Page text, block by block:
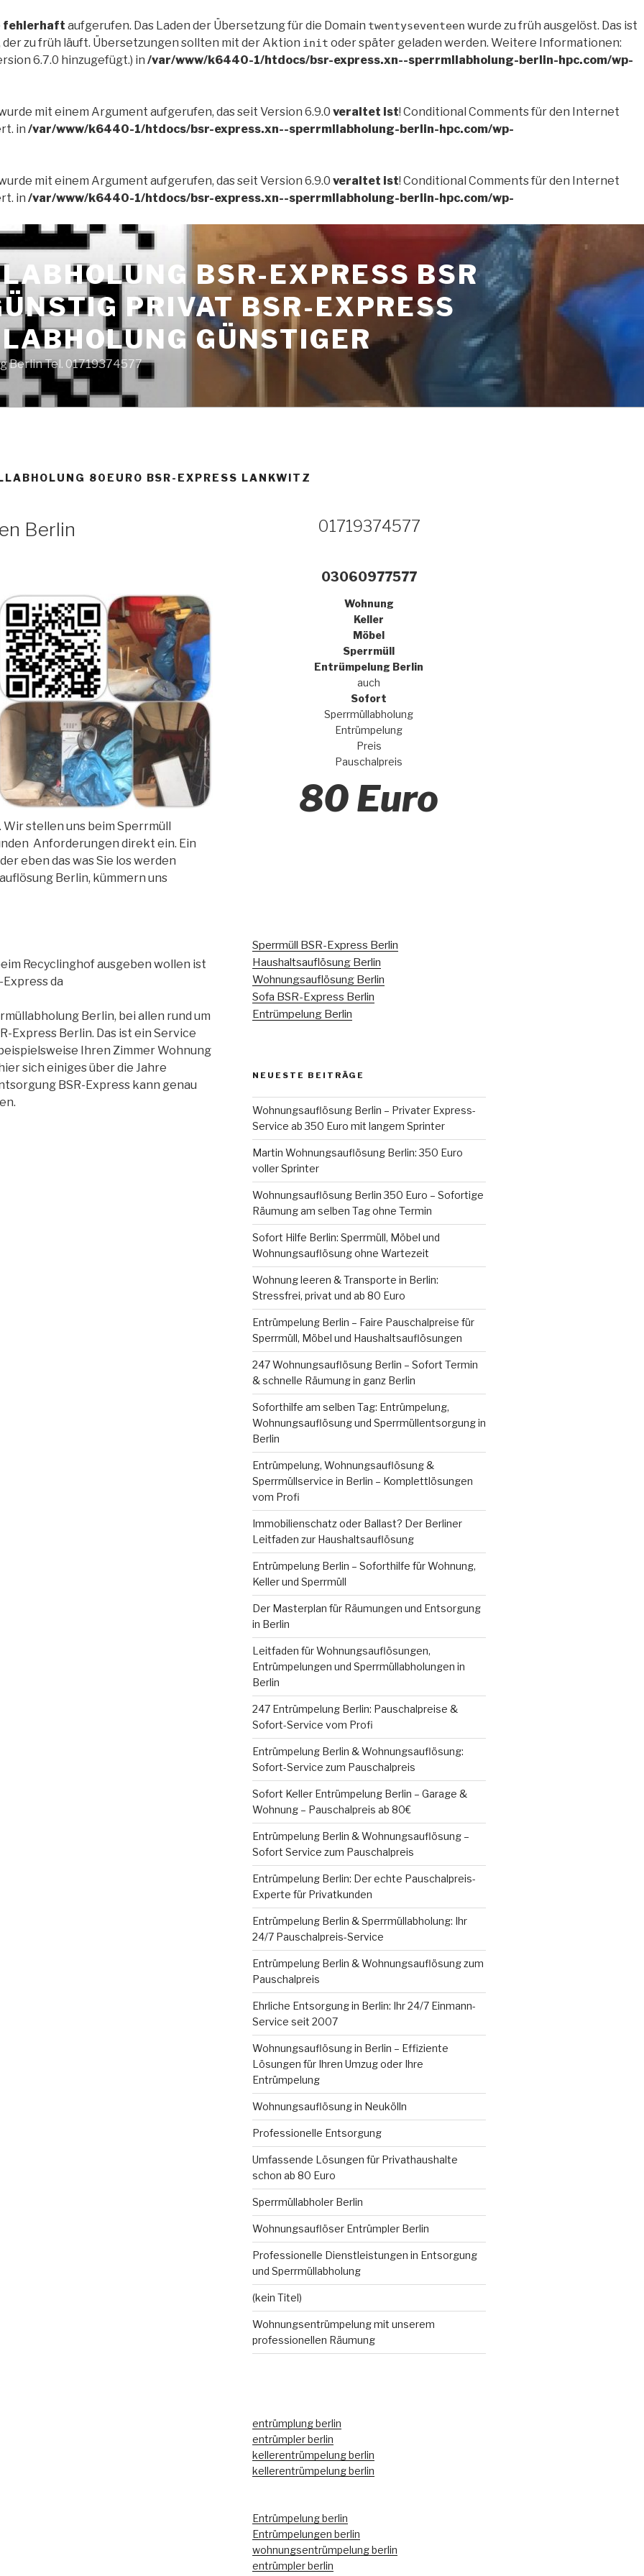
fehlerhaft aufgerufen. Das Laden der Übersetzung für die Domain twentyseventeen wurde zu früh ausgelöst. Das ist
zu früh läuft. Übersetzungen sollten mit der Aktion init oder später geladen werden. Weitere Informationen:
6.7.0 hinzugefügt.) in /var/www/k6440-1/htdocs/bsr-express.xn--sperrmllabholung-berlin-hpc.com/wp-
mit einem Argument aufgerufen, das seit Version 6.9.0 veraltet ist! Conditional Comments für den Internet
in /var/www/k6440-1/htdocs/bsr-express.xn--sperrmllabholung-berlin-hpc.com/wp-
mit einem Argument aufgerufen, das seit Version 6.9.0 veraltet ist! Conditional Comments für den Internet
in /var/www/k6440-1/htdocs/bsr-express.xn--sperrmllabholung-berlin-hpc.com/wp-
BSR-EXPRESS BSR
PRIVAT BSR-EXPRESS
GÜNSTIGER
Berlin Tel. 01719374577
80EURO BSR-EXPRESS LANKWITZ
Berlin
stellen uns beim Sperrmüll
Anforderungen direkt ein. Ein
eben das was Sie los werden
Berlin, kümmern uns
Recyclinghof ausgeben wollen ist
da
Berlin, bei allen rund um
Express Berlin. Das ist ein Service
Ihren Zimmer Wohnung
sich einiges über die Jahre
BSR-Express kann genau
01719374577
03060977577
Wohnung
Keller
Möbel
Sperrmüll
Entrümpelung Berlin
auch
Sofort
Sperrmüllabholung
Entrümpelung
Preis
Pauschalpreis
80 Euro
Sperrmüll BSR-Express Berlin
Haushaltsauflösung Berlin
Wohnungsauflösung Berlin
Sofa BSR-Express Berlin
Entrümpelung Berlin
NEUESTE BEITRÄGE
Wohnungsauflösung Berlin – Privater Express-
Service ab 350 Euro mit langem Sprinter
Martin Wohnungsauflösung Berlin: 350 Euro
voller Sprinter
Wohnungsauflösung Berlin 350 Euro – Sofortige
Räumung am selben Tag ohne Termin
Sofort Hilfe Berlin: Sperrmüll, Möbel und
Wohnungsauflösung ohne Wartezeit
Wohnung leeren & Transporte in Berlin:
Stressfrei, privat und ab 80 Euro
Entrümpelung Berlin – Faire Pauschalpreise für
Sperrmüll, Möbel und Haushaltsauflösungen
247 Wohnungsauflösung Berlin – Sofort Termin
& schnelle Räumung in ganz Berlin
Soforthilfe am selben Tag: Entrümpelung,
Wohnungsauflösung und Sperrmüllentsorgung in
Berlin
Entrümpelung, Wohnungsauflösung &
Sperrmüllservice in Berlin – Komplettlösungen
vom Profi
Immobilienschatz oder Ballast? Der Berliner
Leitfaden zur Haushaltsauflösung
Entrümpelung Berlin – Soforthilfe für Wohnung,
Keller und Sperrmüll
Der Masterplan für Räumungen und Entsorgung
in Berlin
Leitfaden für Wohnungsauflösungen,
Entrümpelungen und Sperrmüllabholungen in
Berlin
247 Entrümpelung Berlin: Pauschalpreise &
Sofort-Service vom Profi
Entrümpelung Berlin & Wohnungsauflösung:
Sofort-Service zum Pauschalpreis
Sofort Keller Entrümpelung Berlin – Garage &
Wohnung – Pauschalpreis ab 80€
Entrümpelung Berlin & Wohnungsauflösung –
Sofort Service zum Pauschalpreis
Entrümpelung Berlin: Der echte Pauschalpreis-
Experte für Privatkunden
Entrümpelung Berlin & Sperrmüllabholung: Ihr
24/7 Pauschalpreis-Service
Entrümpelung Berlin & Wohnungsauflösung zum
Pauschalpreis
Ehrliche Entsorgung in Berlin: Ihr 24/7 Einmann-
Service seit 2007
Wohnungsauflösung in Berlin – Effiziente
Lösungen für Ihren Umzug oder Ihre
Entrümpelung
Wohnungsauflösung in Neukölln
Professionelle Entsorgung
Umfassende Lösungen für Privathaushalte
schon ab 80 Euro
Sperrmüllabholer Berlin
Wohnungsauflöser Entrümpler Berlin
Professionelle Dienstleistungen in Entsorgung
und Sperrmüllabholung
(kein Titel)
Wohnungsentrümpelung mit unserem
professionellen Räumung
entrümplung berlin
entrümpler berlin
kellerentrümpelung berlin
kellerentrümpelung berlin
Entrümpelung berlin
Entrümpelungen berlin
wohnungsentrümpelung berlin
entrümpler berlin